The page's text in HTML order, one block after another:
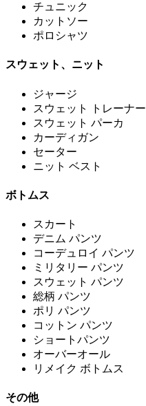
チュニック
カットソー
ポロシャツ
スウェット、ニット
ジャージ
スウェット トレーナー
スウェット パーカ
カーディガン
セーター
ニット ベスト
ボトムス
スカート
デニム パンツ
コーデュロイ パンツ
ミリタリー パンツ
スウェット パンツ
総柄 パンツ
ポリ パンツ
コットン パンツ
ショートパンツ
オーバーオール
リメイク ボトムス
その他